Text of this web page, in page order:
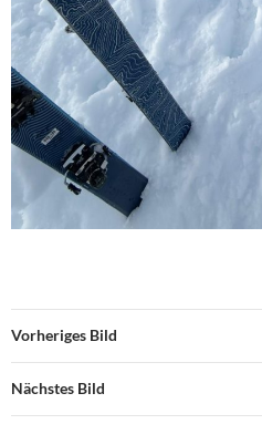
Vorheriges Bild
Nächstes Bild